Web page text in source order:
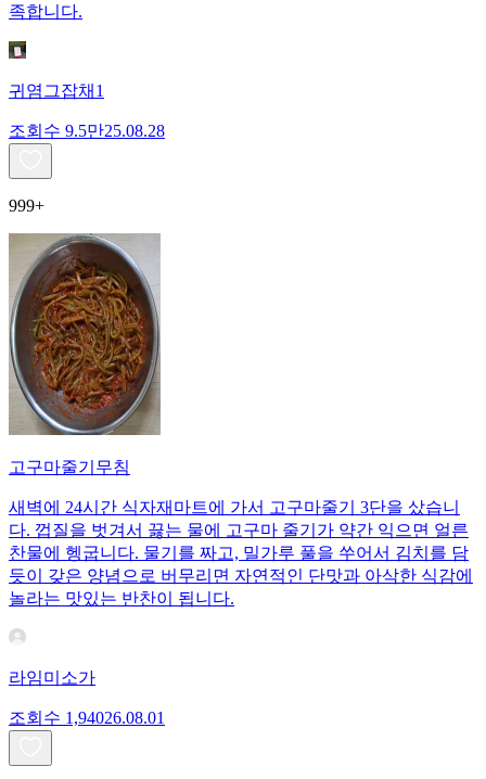
족합니다.
귀염그잡채1
조회수 9.5만25.08.28
999+
고구마줄기무침
새벽에 24시간 식자재마트에 가서 고구마줄기 3단을 샀습니
다. 껍질을 벗겨서 끓는 물에 고구마 줄기가 약간 익으면 얼른
찬물에 헹굽니다. 물기를 짜고, 밀가루 풀을 쑤어서 김치를 담
듯이 갖은 양념으로 버무리면 자연적인 단맛과 아삭한 식감에
놀라는 맛있는 반찬이 됩니다.
라임미소가
조회수 1,94026.08.01